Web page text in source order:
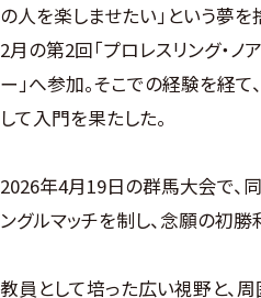
の人を楽しませたい」という夢を
2月の第2回「プロレスリング・ノ
ー」へ参加。そこでの経験を経
して入門を果たした。
2026年4月19日の群馬大会で、
ングルマッチを制し、念願の初勝
教員として培った広い視野と、